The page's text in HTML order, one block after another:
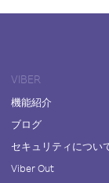
VIBER
機能紹介
ブログ
セキュリティについ
Viber Out